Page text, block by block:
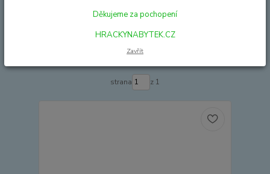
Nejlevnější Nejdražší
strana z 1
Děkujeme za pochopení
HRACKYNABYTEK.CZ
Zavřít